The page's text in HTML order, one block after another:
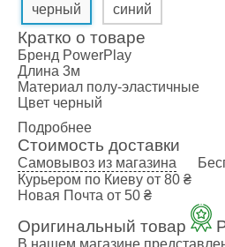
черный
синий
Кратко о товаре
Бренд PowerPlay
Длина 3м
Материал полу-эластичные
Цвет черный
Подробнее
Стоимость доставки
Самовывоз из магазина
Курьером по Киеву от 80 ₴
Новая Почта от 50 ₴
Оригинальный товар
В нашем магазине